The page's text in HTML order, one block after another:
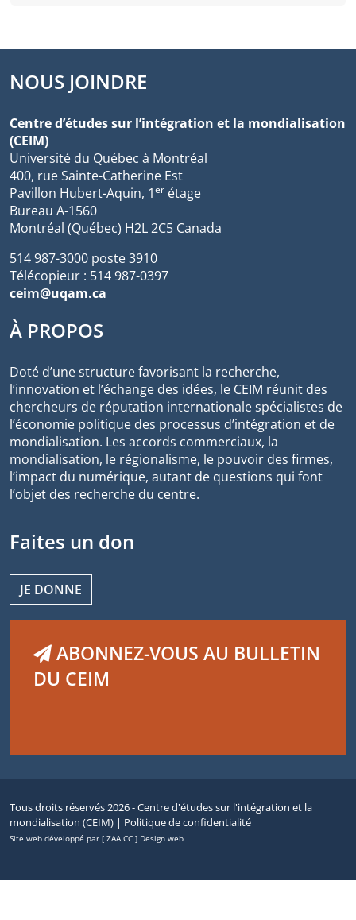
NOUS JOINDRE
Centre d’études sur l’intégration et la mondialisation
(CEIM)
Université du Québec à Montréal
400, rue Sainte-Catherine Est
Pavillon Hubert-Aquin, 1er étage
Bureau A-1560
Montréal (Québec) H2L 2C5 Canada
514 987-3000 poste 3910
Télécopieur : 514 987-0397
ceim@uqam.ca
À PROPOS
Doté d’une structure favorisant la recherche,
l’innovation et l’échange des idées, le CEIM réunit des
chercheurs de réputation internationale spécialistes de
l’économie politique des processus d’intégration et de
mondialisation. Les accords commerciaux, la
mondialisation, le régionalisme, le pouvoir des firmes,
l’impact du numérique, autant de questions qui font
l’objet des recherche du centre.
Faites un don
JE DONNE
ABONNEZ-VOUS AU BULLETIN
DU CEIM
Tous droits réservés 2026 - Centre d'études sur l'intégration et la
mondialisation (CEIM) | Politique de confidentialité
Site web développé par [ ZAA.CC ] Design web